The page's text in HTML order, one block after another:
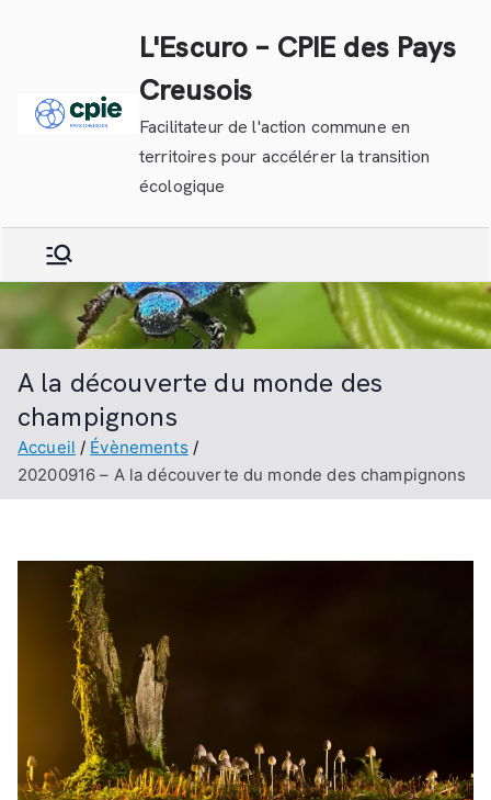
L'Escuro – CPIE des Pays
Creusois
Facilitateur de l'action commune en
territoires pour accélérer la transition
écologique
A la découverte du monde des
champignons
Accueil
Évènements
20200916 – A la découverte du monde des champignons